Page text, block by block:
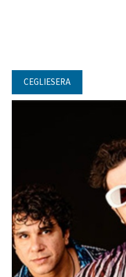
CEGLIESERA